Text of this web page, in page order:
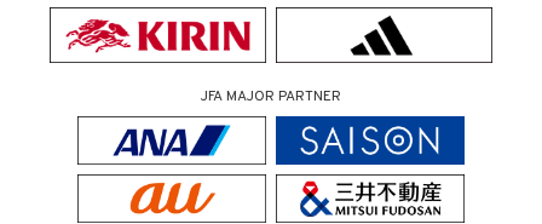
JFA MAJOR PARTNER